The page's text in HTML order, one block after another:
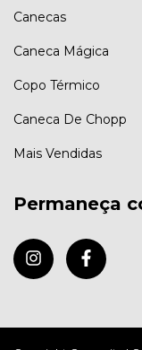
Canecas
Caneca Mágica
Copo Térmico
Caneca De Chopp
Mais Vendidas
Permaneça